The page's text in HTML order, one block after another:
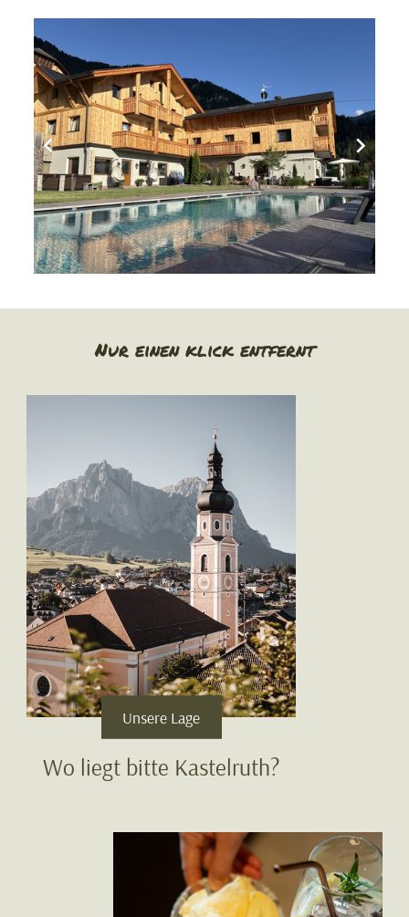
Nur einen klick entfernt
Unsere Lage
Wo liegt bitte Kastelruth?